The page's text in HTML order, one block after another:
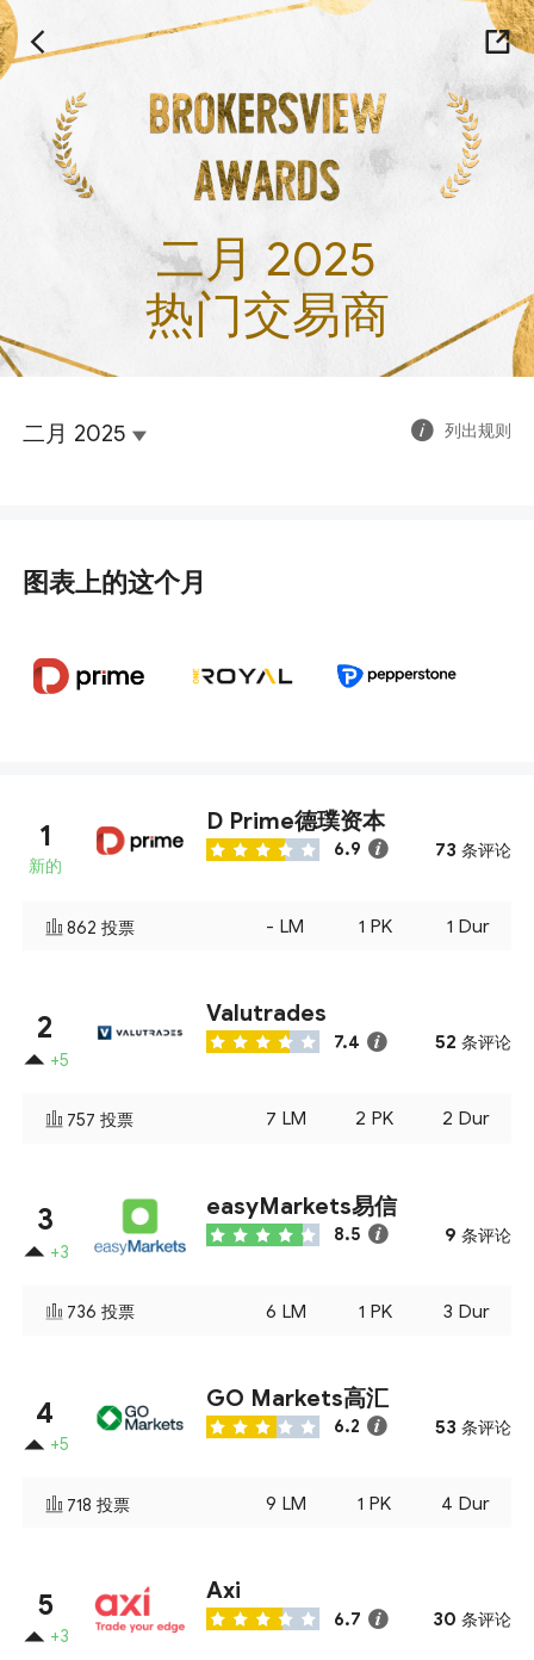
二月 2025
热门交易商
二月 2025 列出规则
图表上的这个月
1
新的
D Prime德璞资本
6.9 73 条评论
862 投票 - LM 1 PK 1 Dur
2
+5
Valutrades
7.4 52 条评论
757 投票 7 LM 2 PK 2 Dur
3
+3
easyMarkets易信
8.5 9 条评论
736 投票 6 LM 1 PK 3 Dur
4
+5
GO Markets高汇
6.2 53 条评论
718 投票 9 LM 1 PK 4 Dur
5
+3
Axi
6.7 30 条评论